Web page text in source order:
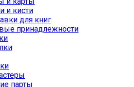
и кисти
для книг
принадлежности
парты